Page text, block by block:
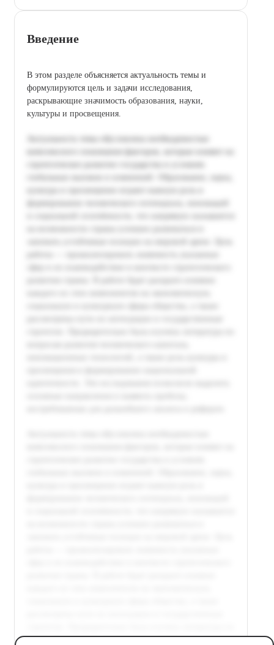
Введение
В этом разделе объясняется актуальность темы и
формулируются цель и задачи исследования,
раскрывающие значимость образования, науки,
культуры и просвещения.